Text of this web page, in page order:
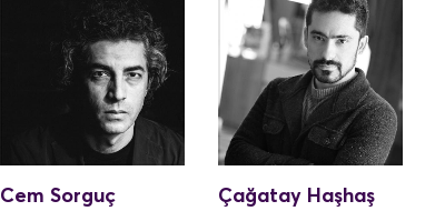
Cem Sorguç Çağatay Haşhaş